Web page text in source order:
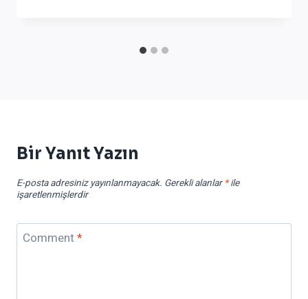
Bir Yanıt Yazın
E-posta adresiniz yayınlanmayacak. Gerekli alanlar *ile
işaretlenmişlerdir
Comment*